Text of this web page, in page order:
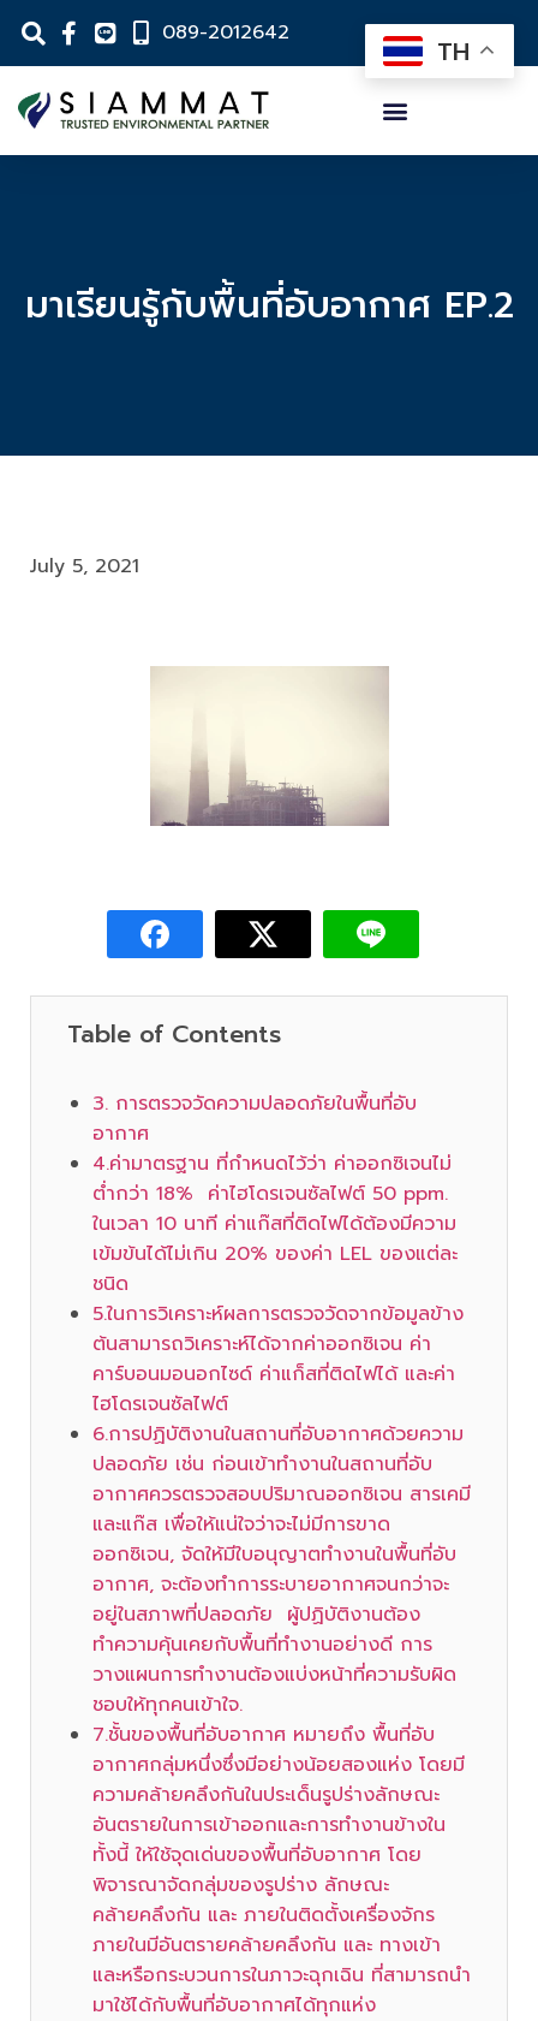
089-2012642
มาเรียนรู้กับพื้นที่อับอากาศ EP.2
July 5, 2021
Table of Contents
3. การตรวจวัดความปลอดภัยในพื้นที่อับ
อากาศ
4.ค่ามาตรฐาน ที่กำหนดไว้ว่า ค่าออกซิเจนไม่
ต่ำกว่า 18% ค่าไฮโดรเจนซัลไฟต์ 50 ppm.
ในเวลา 10 นาที ค่าแก๊สที่ติดไฟได้ต้องมีความ
เข้มข้นได้ไม่เกิน 20% ของค่า LEL ของแต่ละ
ชนิด
5.ในการวิเคราะห์ผลการตรวจวัดจากข้อมูลข้าง
ต้นสามารถวิเคราะห์ได้จากค่าออกซิเจน ค่า
คาร์บอนมอนอกไซด์ ค่าแก็สที่ติดไฟได้ และค่า
ไฮโดรเจนซัลไฟต์
6.การปฏิบัติงานในสถานที่อับอากาศด้วยความ
ปลอดภัย เช่น ก่อนเข้าทำงานในสถานที่อับ
อากาศควรตรวจสอบปริมาณออกซิเจน สารเคมี
และแก๊ส เพื่อให้แน่ใจว่าจะไม่มีการขาด
ออกซิเจน, จัดให้มีใบอนุญาตทำงานในพื้นที่อับ
อากาศ, จะต้องทำการระบายอากาศจนกว่าจะ
อยู่ในสภาพที่ปลอดภัย ผู้ปฏิบัติงานต้อง
ทำความคุ้นเคยกับพื้นที่ทำงานอย่างดี การ
วางแผนการทำงานต้องแบ่งหน้าที่ความรับผิด
ชอบให้ทุกคนเข้าใจ.
7.ชั้นของพื้นที่อับอากาศ หมายถึง พื้นที่อับ
อากาศกลุ่มหนึ่งซึ่งมีอย่างน้อยสองแห่ง โดยมี
ความคล้ายคลึงกันในประเด็นรูปร่างลักษณะ
อันตรายในการเข้าออกและการทำงานข้างใน
ทั้งนี้ ให้ใช้จุดเด่นของพื้นที่อับอากาศ โดย
พิจารณาจัดกลุ่มของรูปร่าง ลักษณะ
คล้ายคลึงกัน และ ภายในติดตั้งเครื่องจักร
ภายในมีอันตรายคล้ายคลึงกัน และ ทางเข้า
และหรือกระบวนการในภาวะฉุกเฉิน ที่สามารถนำ
มาใช้ได้กับพื้นที่อับอากาศได้ทุกแห่ง
TH